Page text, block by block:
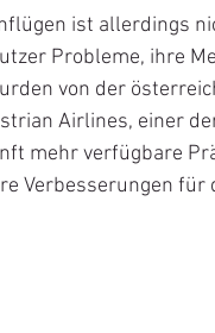
ist allerdings
Probleme, ihre
von der
Airlines, einer
mehr verfügbare
Verbesserungen für